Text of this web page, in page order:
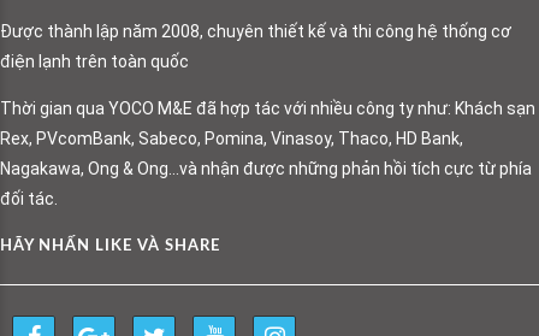
Được thành lập năm 2008, chuyên thiết kế và thi công hệ thống cơ
điện lạnh trên toàn quốc
Thời gian qua YOCO M&E đã hợp tác với nhiều công ty như: Khách sạn
Rex, PVcomBank, Sabeco, Pomina, Vinasoy, Thaco, HD Bank,
Nagakawa, Ong & Ong…và nhận được những phản hồi tích cực từ phía
đối tác.
HÃY NHẤN LIKE VÀ SHARE